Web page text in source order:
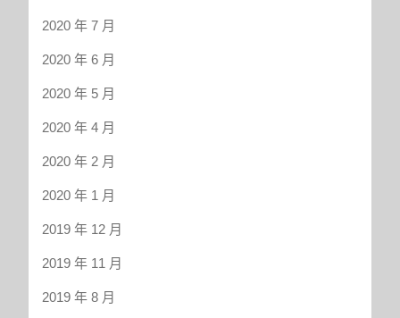
2020 年 7 月
2020 年 6 月
2020 年 5 月
2020 年 4 月
2020 年 2 月
2020 年 1 月
2019 年 12 月
2019 年 11 月
2019 年 8 月